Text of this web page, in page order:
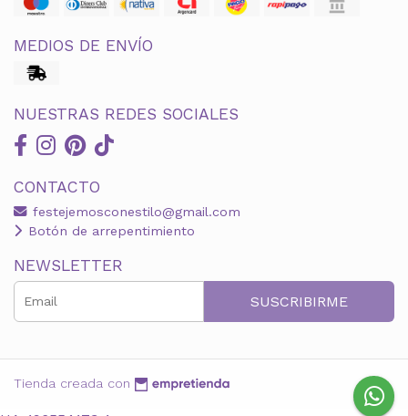
MEDIOS DE ENVÍO
NUESTRAS REDES SOCIALES
CONTACTO
festejemosconestilo@gmail.com
Botón de arrepentimiento
NEWSLETTER
SUSCRIBIRME
Tienda creada con